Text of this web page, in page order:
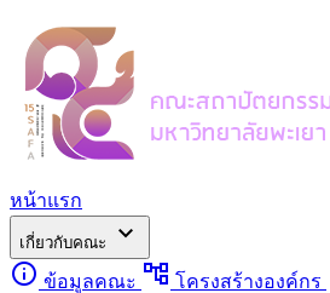
หน้าแรก
เกี่ยวกับคณะ
expand_more
info ข้อมูลคณะ account_tree โครงสร้างองค์กร